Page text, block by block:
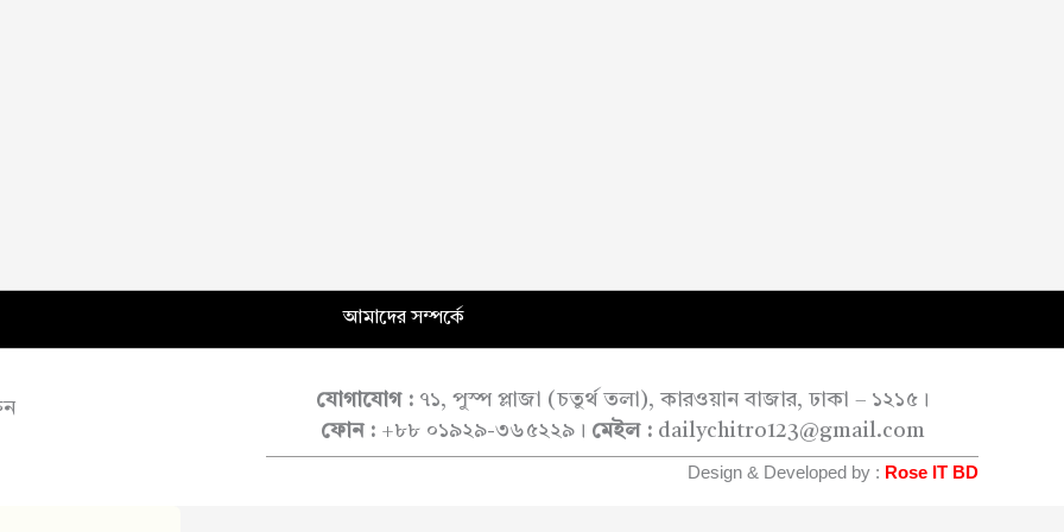
আমাদের সম্পর্কে
যোগাযোগ : ৭১, পুস্প প্লাজা (চতুর্থ তলা), কারওয়ান বাজার, ঢাকা – ১২১৫।
ফোন :+৮৮ ০১৯২৯-৩৬৫২২৯। মেইল :dailychitro123@gmail.com
Design & Developed by : Rose IT BD